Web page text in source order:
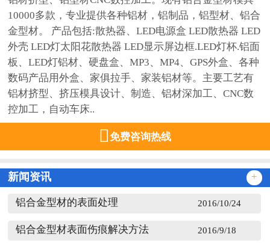
10000多款，专业提供各种铝材，铝制品，铝型材、铝合
金型材。 产品包括:散热器、LED电源盒 LED散热器 LED
外壳 LED灯太阳花散热器 LED显示屏边框.LED灯杯.铝面
板、LED灯铝材、硬盘盒、MP3、MP4、GPS外盒、各种
数码产品用外盒、家俱拉手、家装铝材等。主要工艺有
铝材挤型、挤压模具设计、制造、铝材深加工、CNC数
控加工，自动车床..
免费咨询热线
新闻资讯 +
2016/10/24
铝合金型材的表面处理
2016/9/18
铝合金型材表面伤痕解决方法